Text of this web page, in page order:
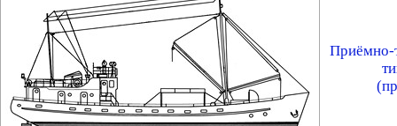
Приёмно-